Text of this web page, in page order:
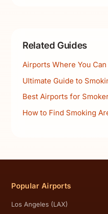
Related Guides
Airports Where You
Ultimate Guide to
Best Airports for
How to Find Smoking
Popular Airports
Los Angeles (LAX)